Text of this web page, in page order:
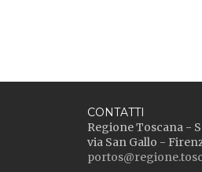
CONTATTI
Regione Toscana -
via San Gallo -